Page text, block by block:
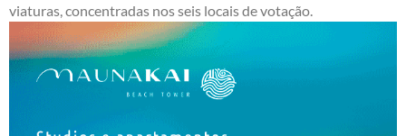
viaturas, concentradas nos seis locais de votação.